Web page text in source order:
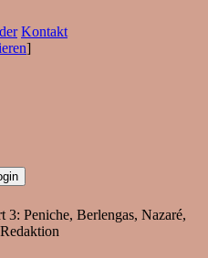
Kontakt
]
3: Peniche, Berlengas, Nazaré,